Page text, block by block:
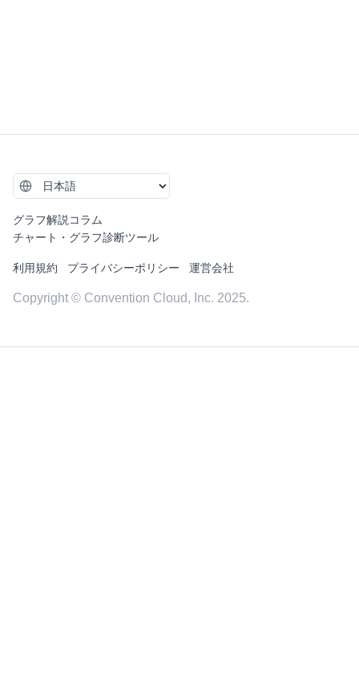
グラフ解説コラム
チャート・グラフ診断ツール
利用規約 プライバシーポリシー 運営会社
Copyright © Convention Cloud, Inc. 2025.